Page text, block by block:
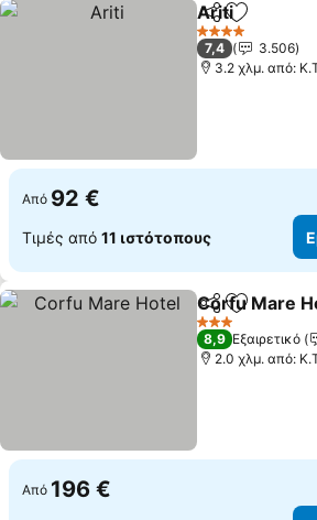
Κοινοποίηση
Ariti
4 Αστέρια
7,4
3.506
3.2 χλμ. από:
Από 92 €
Τιμές από 11 ιστότοπους
Κοινοποίηση
Corfu Mare
3 Αστέρια
8,9 Εξαιρετικό
2.0 χλμ. από:
Από 196 €